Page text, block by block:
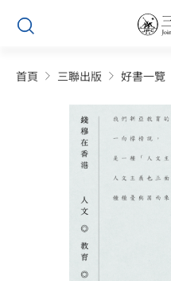
Skip
content
首頁 三聯出版 好書一覽